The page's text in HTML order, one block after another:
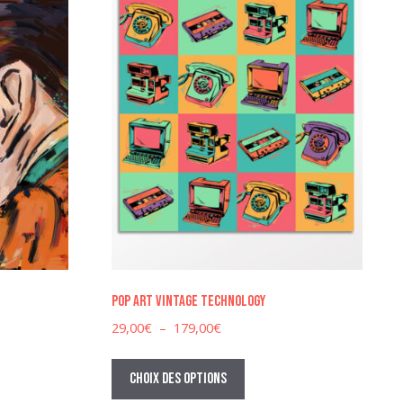
Pop art vintage technology
29,00€ – 179,00€Plage
prix :
29,00€
Choix des options
Ce